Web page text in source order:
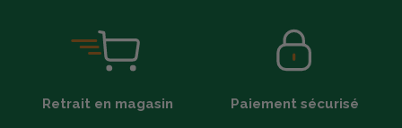
Retrait en magasin Paiement sécurisé